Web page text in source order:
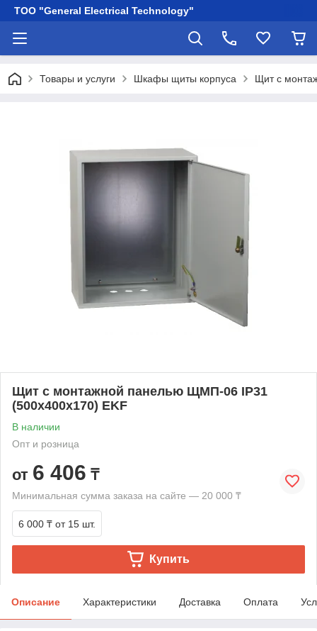
ТОО "General Electrical Technology"
Товары и услуги Шкафы щиты корпуса Щит с
Щит с монтажной панелью ЩМП-06 IP31
(500х400х170) EKF
В наличии
Опт и розница
от 6 406 ₸
Минимальная сумма заказа на сайте — 20 000 ₸
6 000 ₸ от 15 шт.
Купить
Описание Характеристики Доставка Оплата